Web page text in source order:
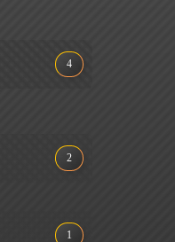
4
2
1